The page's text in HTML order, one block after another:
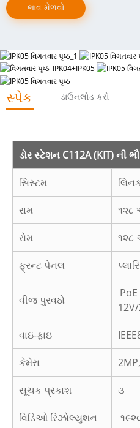
ભાવ મેળવો
સ્પેક ડાઉનલોડ કરો
ડોર સ્ટેશન C112A (KIT) ની
સિસ્ટમ
રામ ૧૨૮
રોમ ૧૨૮
ફ્રન્ટ પેનલ
વીજ પુરવઠો
વાઇ-ફાઇ
કેમેરા
સૂચક પ્રકાશ ૩
વિડિઓ રિઝોલ્યુશન